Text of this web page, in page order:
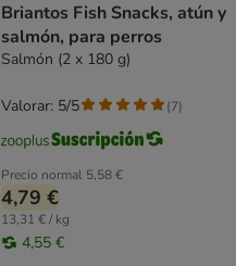
Briantos Fish Snacks, atún y
salmón, para perros
Salmón (2 x 180 g)
Precio normal 5,58 €
4,79 €
13,31 € / kg
4,55 €
Valorar: 5/5 (7)